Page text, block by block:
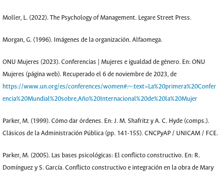
Moller, L. (2022). The Psychology of Management. Legare Street Press.
Morgan, G. (1996). Imágenes de la organización. Alfaomega.
ONU Mujeres (2023). Conferencias | Mujeres e igualdad de género. En: ONU
Mujeres (página web). Recuperado el 6 de noviembre de 2023, de
https://www.un.org/es/conferences/women#:~:text=La%20primera%20Confer
encia%20Mundial%20sobre,Año%20Internacional%20de%20la%20Mujer
Parker, M. (1999). Cómo dar órdenes. En: J. M. Shafritz y A. C. Hyde (comps.).
Clásicos de la Administración Pública (pp. 141-155). CNCPyAP / UNICAM / FCE.
Parker, M. (2005). Las bases psicológicas: El conflicto constructivo. En: R.
Domínguez y S. García. Conflicto constructivo e integración en la obra de Mary